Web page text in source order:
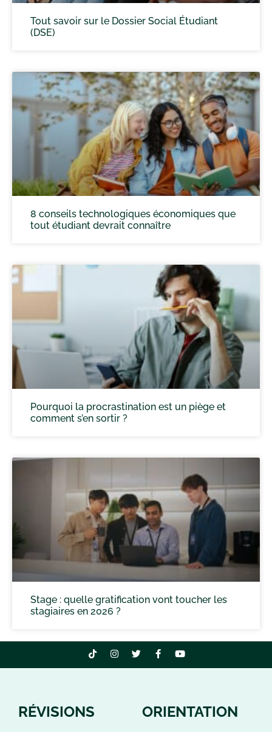
Tout savoir sur le Dossier Social Étudiant
(DSE)
8 conseils technologiques économiques que
tout étudiant devrait connaître
Pourquoi la procrastination est un piège et
comment s’en sortir ?
Stage : quelle gratification vont toucher les
stagiaires en 2026 ?
RÉVISIONS ORIENTATION